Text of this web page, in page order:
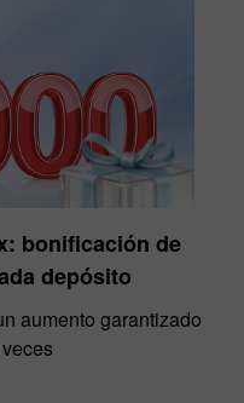
bonificación de
depósito
aumento garantizado